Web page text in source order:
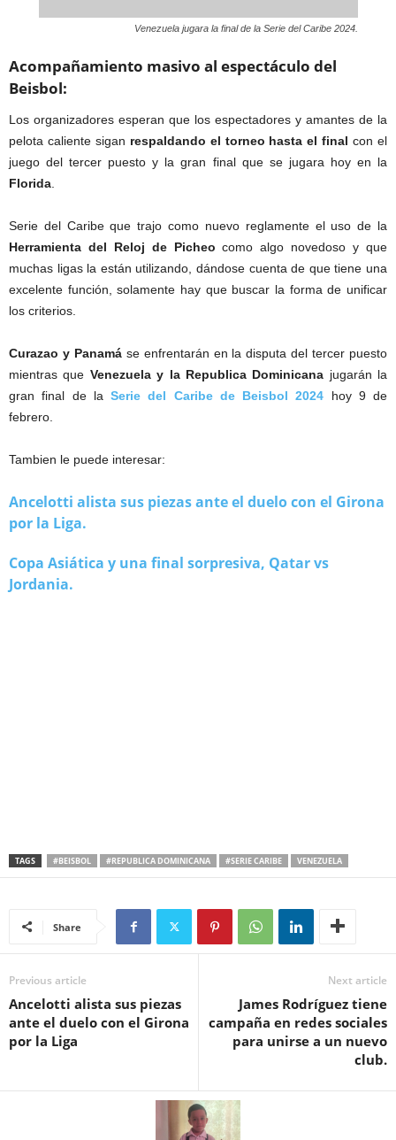
Venezuela jugara la final de la Serie del Caribe 2024.
Acompañamiento masivo al espectáculo del
Beisbol:
Los organizadores esperan que los espectadores y amantes de la
pelota caliente sigan respaldando el torneo hasta el final con el
juego del tercer puesto y la gran final que se jugara hoy en la
Florida
Serie del Caribe que trajo como nuevo reglamente el uso de la
Herramienta del Reloj de Picheo como algo novedoso y que
muchas ligas la están utilizando, dándose cuenta de que tiene una
excelente función, solamente hay que buscar la forma de unificar
los criterios.
Curazao y Panamáse enfrentarán en la disputa del tercer puesto
mientras que Venezuela y la Republica Dominicana jugarán la
gran final de la Serie del Caribe de Beisbol 2024 hoy 9 de
febrero.
Tambien le puede interesar:
Ancelotti alista sus piezas ante el duelo con el Girona
por la Liga.
Copa Asiática y una final sorpresiva, Qatar vs
Jordania.
TAGS #BEISBOL #REPUBLICA DOMINICANA #SERIE CARIBE VENEZUELA
Share
Previous article
Ancelotti alista sus piezas
ante el duelo con el Girona
por la Liga
Next article
James Rodríguez tiene
campaña en redes sociales
para unirse a un nuevo
club.